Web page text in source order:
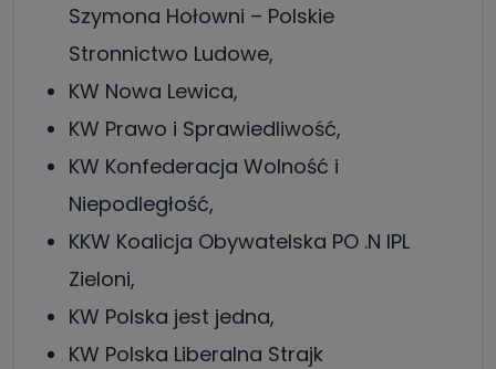
Szymona Hołowni – Polskie
Stronnictwo Ludowe,
KW Nowa Lewica,
KW Prawo i Sprawiedliwość,
KW Konfederacja Wolność i
Niepodległość,
KKW Koalicja Obywatelska PO .N IPL
Zieloni,
KW Polska jest jedna,
KW Polska Liberalna Strajk